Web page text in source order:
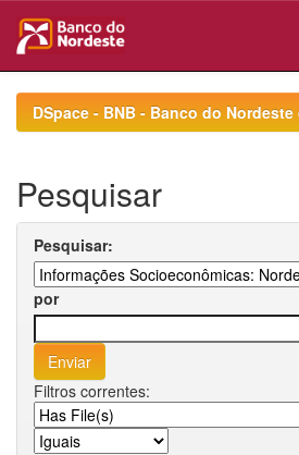
navigationDSpace - BNB - Banco do
Pesquisar
Pesquisar:
por
Filtros correntes: